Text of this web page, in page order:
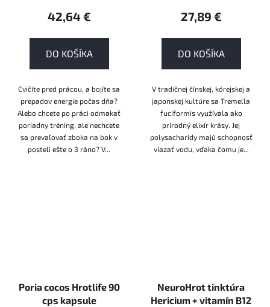
42,64 €
DO KOŠÍKA
Cvičíte pred prácou, a bojíte sa
prepadov energie počas dňa?
Alebo chcete po práci odmakať
poriadny tréning, ale nechcete
sa prevaľovať zboka na bok v
posteli ešte o 3 ráno? V...
27,89 €
DO KOŠÍKA
V tradičnej čínskej, kórejskej a
japonskej kultúre sa Tremella
fuciformis využívala ako
prírodný elixír krásy. Jej
polysacharidy majú schopnosť
viazať vodu, vďaka čomu je...
Poria cocos Hrotlife 90
cps kapsule
NeuroHrot tinktúra
Hericium + vitamín B12